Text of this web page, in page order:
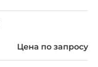
Цена по запросу